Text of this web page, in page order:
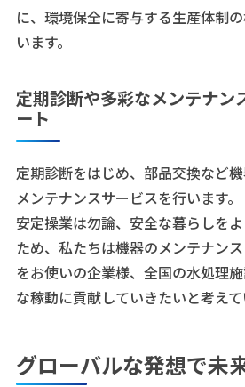
に、環境保全に寄与する生産体制
います。
定期診断や多彩なメンテナン
ート
定期診断をはじめ、部品交換など
メンテナンスサービスを行います。
安定操業は勿論、安全な暮らしを
ため、私たちは機器のメンテナン
をお使いの企業様、全国の水処理
な稼動に貢献していきたいと考えて
グローバルな発想で未